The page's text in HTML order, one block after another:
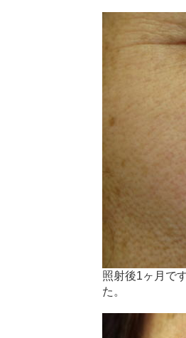
照射後1ヶ月で
た。